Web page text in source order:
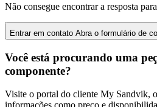
Não consegue encontrar a resposta
Entrar em contato Abra o formulário de
Você está procurando uma
componente?
Visite o portal do cliente My Sandvik,